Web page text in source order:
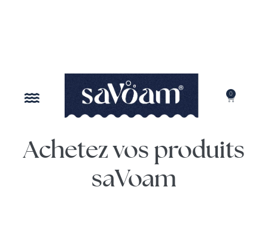
0
Achetez vos produits
saVoam